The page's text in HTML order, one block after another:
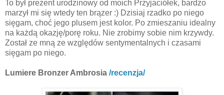
To był prezent urodzinowy od moich Przyjaciółek, bardzo
marzył mi się wtedy ten brązer :) Dzisiaj rzadko po niego
sięgam, choć jego plusem jest kolor. Po zmieszaniu idealny
na każdą okazję/porę roku. Nie zrobimy sobie nim krzywdy.
Został ze mną ze względów sentymentalnych i czasami
sięgam po niego.
Lumiere Bronzer Ambrosia /recenzja/